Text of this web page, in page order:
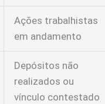
Ações trabalhistas
em andamento
Depósitos não
realizados ou
vínculo contestado